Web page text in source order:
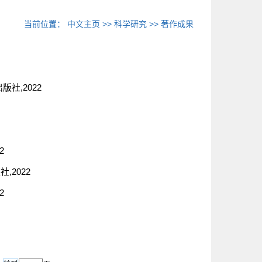
当前位置： 中文主页 >>科学研究 >>著作成果
社,2022
,2022